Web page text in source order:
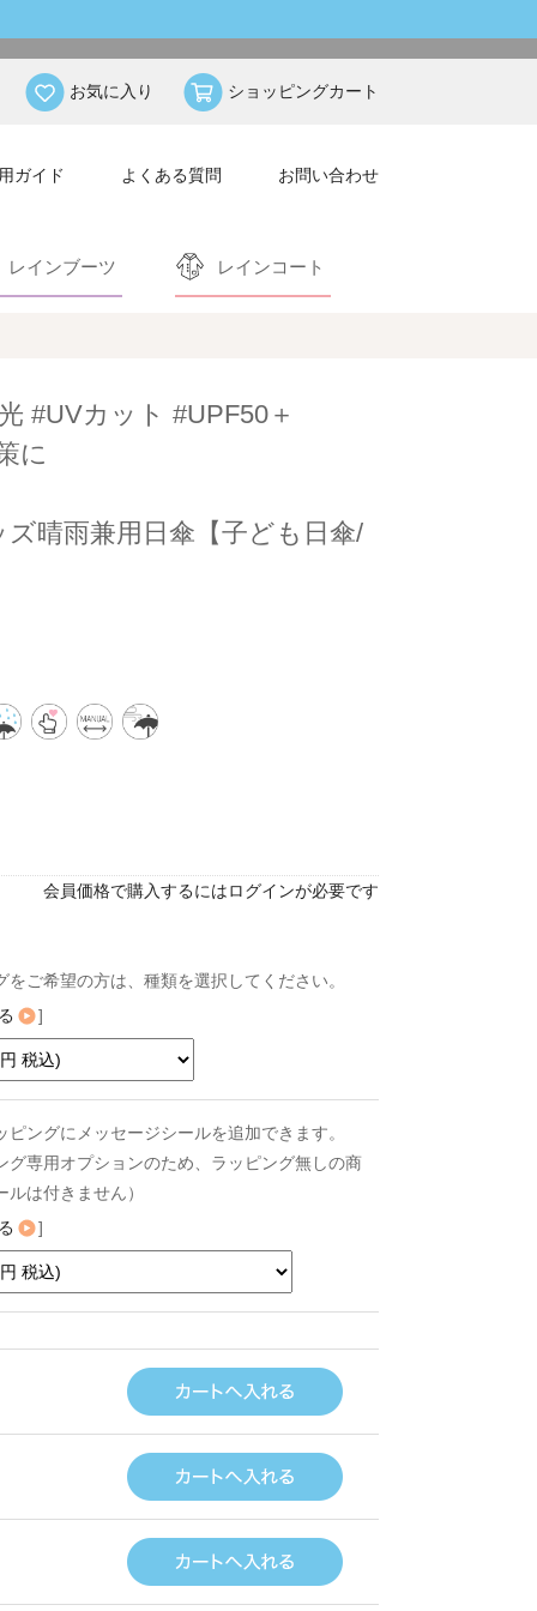
お気に入り ショッピングカート
ガイド よくある質問 お問い合わせ
レインブーツ レインコート
#UVカット #UPF50＋
に
晴雨兼用日傘【子ども日傘/
会員価格で購入するにはログインが必要です
をご希望の方は、種類を選択してください。
]
ピングにメッセージシールを追加できます。
グ専用オプションのため、ラッピング無しの商
ルは付きません）
]